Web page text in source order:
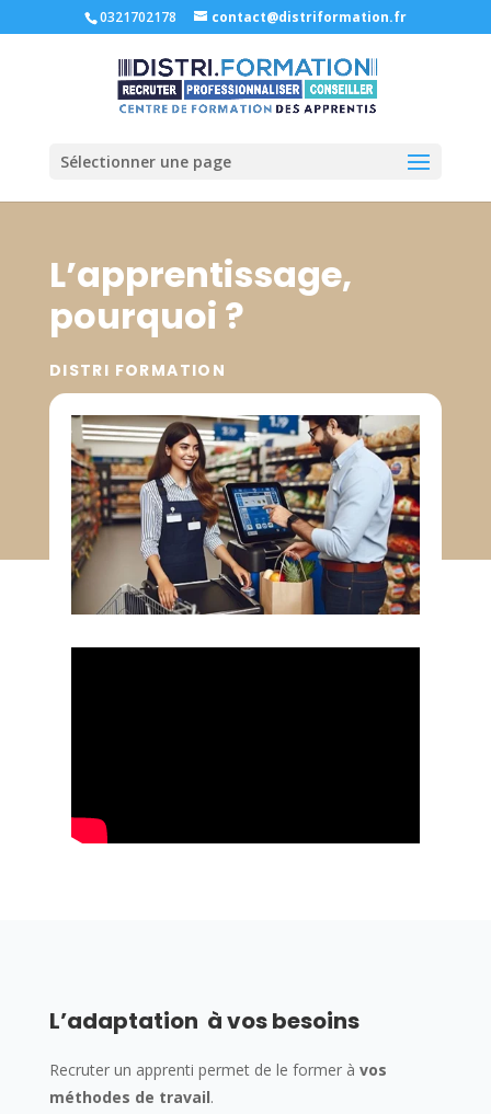
0321702178 contact@distriformation.fr
Sélectionner une page
L’apprentissage,
pourquoi ?
DISTRI FORMATION
L’adaptation à vos besoins
Recruter un apprenti permet de le former à vos
méthodes de travail.